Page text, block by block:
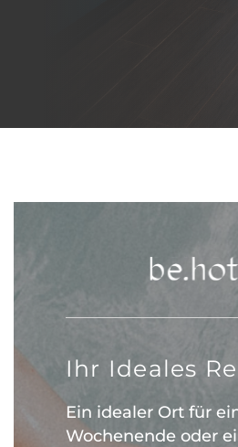
Ihr Ideales
Ein idealer Ort für
Wochenende oder